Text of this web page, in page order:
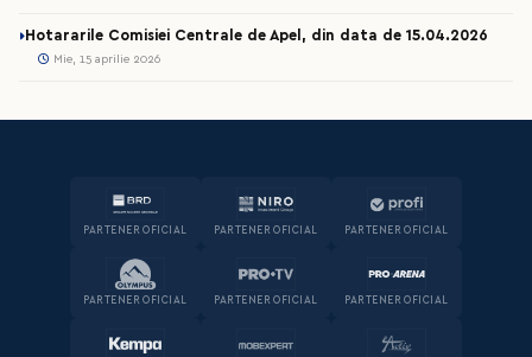
Hotararile Comisiei Centrale de Apel, din data de 15.04.2026
Mie, 15 aprilie 2026
PARTENER OFICIAL PARTENER OFICIAL PARTENER OFICIAL
PARTENER OFICIAL PARTENER OFICIAL PARTENER OFICIAL